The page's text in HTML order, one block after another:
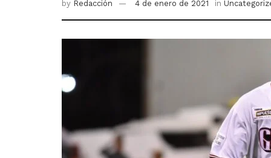
by Redacción 4 de enero de 2021 in